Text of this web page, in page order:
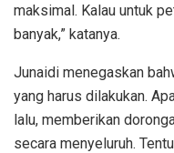
maksimal. Kalau untuk
banyak,” katanya.
Junaidi menegaskan
yang harus dilakukan.
lalu, memberikan
secara menyeluruh.